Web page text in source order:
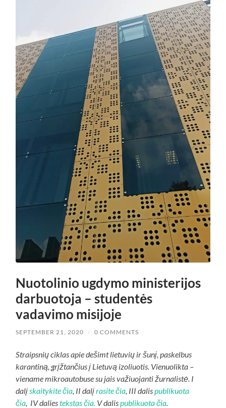
Nuotolinio ugdymo ministerijos
darbuotoja – studentės
vadavimo misijoje
SEPTEMBER 21, 2020 / 0 COMMENTS
Straipsnių ciklas apie dešimt lietuvių ir šunį, paskelbus
karantiną, grįžtančius į Lietuvą izoliuotis. Vienuolikta –
viename mikroautobuse su jais važiuojanti žurnalistė. I
dalį skaitykite čia , II dalįrasite čia , III dalispublikuota
čia , IV daliestekstas čia. V dalispublikuota čia